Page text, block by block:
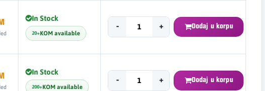
In Stock
20+KOM available
- + Dodaj u korpu
In Stock
200+KOM available
- + Dodaj u korpu